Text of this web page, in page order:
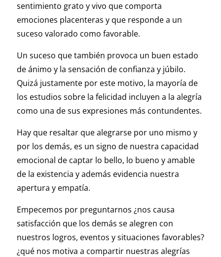
sentimiento grato y vivo que comporta
emociones placenteras y que responde a un
suceso valorado como favorable.
Un suceso que también provoca un buen estado
de ánimo y la sensación de confianza y júbilo.
Quizá justamente por este motivo, la mayoría de
los estudios sobre la felicidad incluyen a la alegría
como una de sus expresiones más contundentes.
Hay que resaltar que alegrarse por uno mismo y
por los demás, es un signo de nuestra capacidad
emocional de captar lo bello, lo bueno y amable
de la existencia y además evidencia nuestra
apertura y empatía.
Empecemos por preguntarnos ¿nos causa
satisfacción que los demás se alegren con
nuestros logros, eventos y situaciones favorables?
¿qué nos motiva a compartir nuestras alegrías